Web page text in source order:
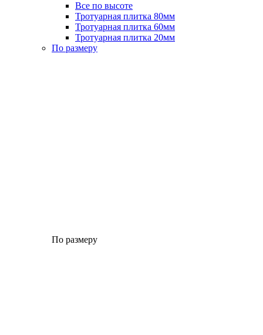
Все по высоте
Тротуарная плитка 80мм
Тротуарная плитка 60мм
Тротуарная плитка 20мм
По размеру
По размеру